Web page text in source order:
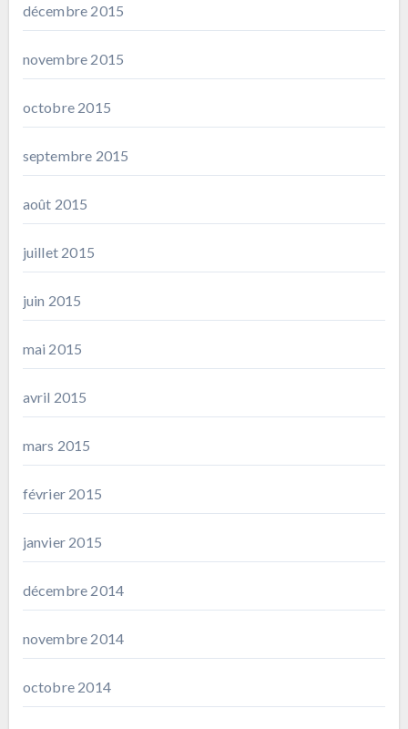
décembre 2015
novembre 2015
octobre 2015
septembre 2015
août 2015
juillet 2015
juin 2015
mai 2015
avril 2015
mars 2015
février 2015
janvier 2015
décembre 2014
novembre 2014
octobre 2014